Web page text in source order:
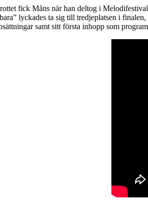
fick Måns när han deltog i
lyckades ta sig till tredjeplatsen i
samt sitt första inhopp som